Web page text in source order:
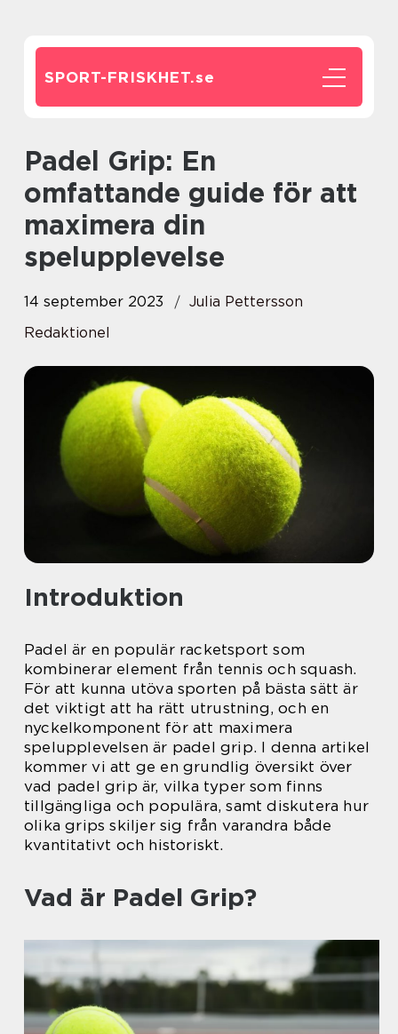
SPORT-FRISKHET.se
Padel Grip: En
omfattande guide för att
maximera din
spelupplevelse
14 september 2023
Julia Pettersson
Redaktionel
Introduktion
Padel är en populär racketsport som
kombinerar element från tennis och squash.
För att kunna utöva sporten på bästa sätt är
det viktigt att ha rätt utrustning, och en
nyckelkomponent för att maximera
spelupplevelsen är padel grip. I denna artikel
kommer vi att ge en grundlig översikt över
vad padel grip är, vilka typer som finns
tillgängliga och populära, samt diskutera hur
olika grips skiljer sig från varandra både
kvantitativt och historiskt.
Vad är Padel Grip?